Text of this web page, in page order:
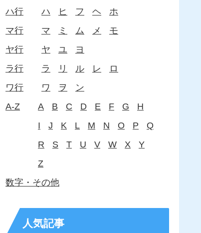
ハ行
ハ ヒ フ ヘ
ホ
マ行
マ ミ ム メ
モ
ヤ行
ヤ ユ
ヨ
ラ行
ラ リ ル レ
ロ
ワ行
ワ ヲ
ン
A-Z
A B C D E F G
H
I
J K L M N O P
Q
R
S T U V W X
Y
Z
数字・その他
人気記事